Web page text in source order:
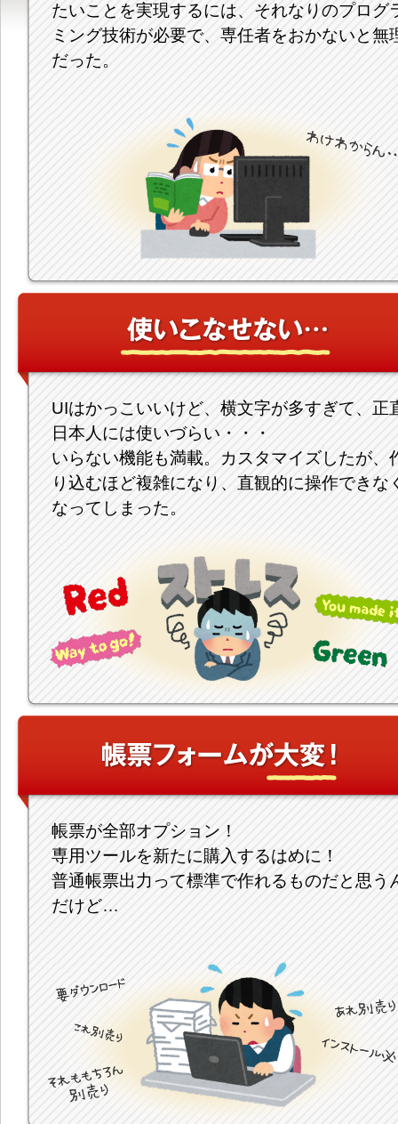
たいことを実現するには、それなりのプログ
ミング技術が必要で、専任者をおかないと無
だった。
UIはかっこいいけど、横文字が多すぎて、正
日本人には使いづらい・・・
いらない機能も満載。カスタマイズしたが、
り込むほど複雑になり、直観的に操作できな
なってしまった。
帳票が全部オプション！
専用ツールを新たに購入するはめに！
普通帳票出力って標準で作れるものだと思う
だけど…